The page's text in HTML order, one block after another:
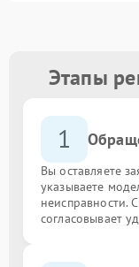
Этапы
1
Вы оставляете
указываете
неисправности.
согласовывает